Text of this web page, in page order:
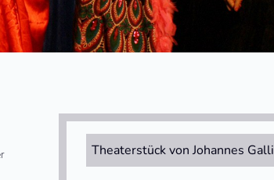
Theaterstück von Johannes Galli